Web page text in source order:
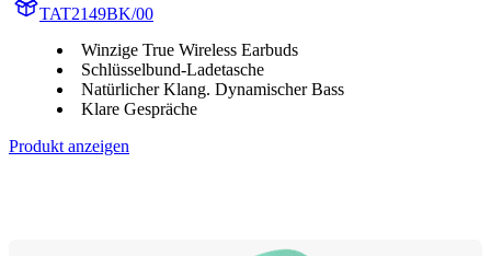
TAT2149BK/00
Winzige True Wireless Earbuds
Schlüsselbund-Ladetasche
Natürlicher Klang. Dynamischer Bass
Klare Gespräche
Produkt anzeigen